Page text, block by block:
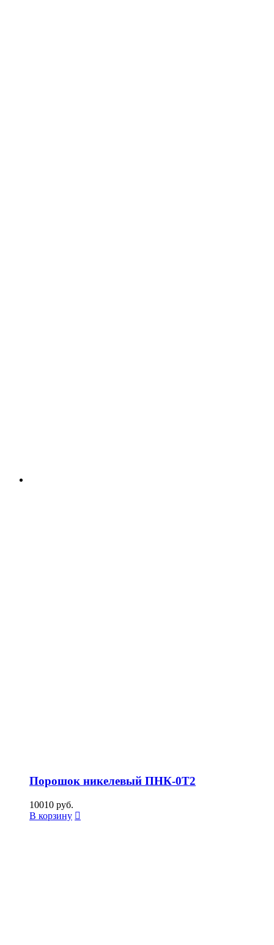
Порошок никелевый ПНК-0Т2
10010 руб.
В корзину